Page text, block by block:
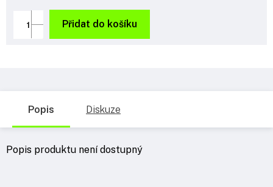
cena:
Přidat do košíku
Popis Diskuze
Popis produktu není dostupný